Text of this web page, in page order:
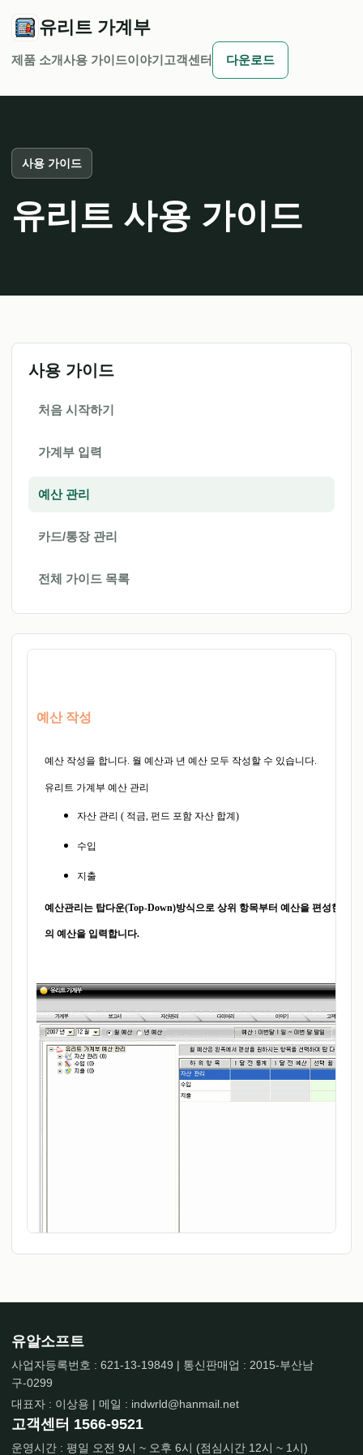
유리트 가계부
제품 소개사용 가이드이야기 고객센터 다운로드
사용 가이드
유리트 사용 가이드
사용 가이드
처음 시작하기
가계부 입력
예산 관리
카드/통장 관리
전체 가이드 목록
유알소프트
사업자등록번호 : 621-13-19849 | 통신판매업 : 2015-부산남
구-0299
대표자 : 이상용 | 메일 : indwrld@hanmail.net
고객센터 1566-9521
운영시간 : 평일 오전 9시 ~ 오후 6시 (점심시간 12시 ~ 1시)